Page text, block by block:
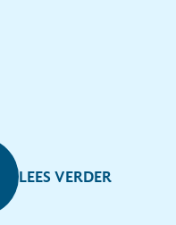
LEES VERDER